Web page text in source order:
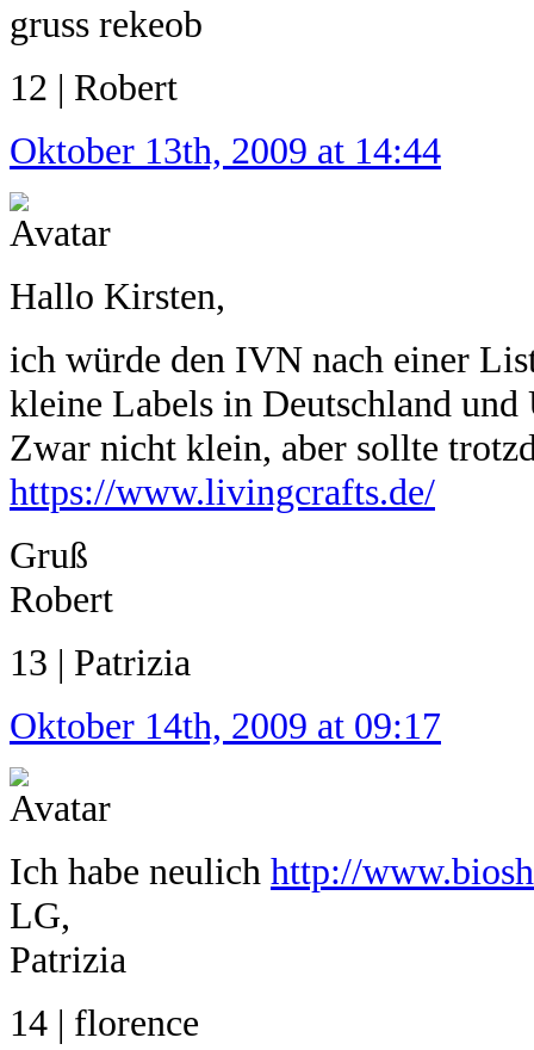
gruss rekeob
12 | Robert
Oktober 13th, 2009 at 14:44
Hallo Kirsten,
ich würde den IVN nach einer
kleine Labels in Deutschland und
Zwar nicht klein, aber sollte
https://www.livingcrafts.de/
Gruß
Robert
13 | Patrizia
Oktober 14th, 2009 at 09:17
Ich habe neulich http://
LG,
Patrizia
14 | florence